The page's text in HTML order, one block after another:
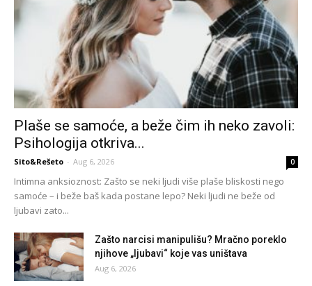
Plaše se samoće, a beže čim ih neko zavoli:
Psihologija otkriva...
Sito&Rešeto - Aug 6, 2026 0
Intimna anksioznost: Zašto se neki ljudi više plaše bliskosti nego
samoće – i beže baš kada postane lepo? Neki ljudi ne beže od
ljubavi zato...
Zašto narcisi manipulišu? Mračno poreklo
njihove „ljubavi“ koje vas uništava
Aug 6, 2026